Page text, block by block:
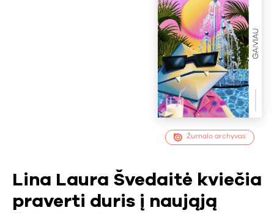
Žurnalo archyvas
Lina Laura Švedaitė kviečia
praverti duris į naująją